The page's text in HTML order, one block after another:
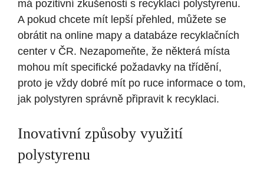
má pozitivní zkušenosti s recyklací polystyrenu.
A pokud chcete mít lepší přehled, můžete se
obrátit na online mapy a databáze recyklačních
center v ČR. Nezapomeňte, že některá místa
mohou mít specifické požadavky na třídění,
proto je vždy dobré mít po ruce informace o tom,
jak polystyren správně připravit k recyklaci.
Inovativní způsoby využití
polystyrenu